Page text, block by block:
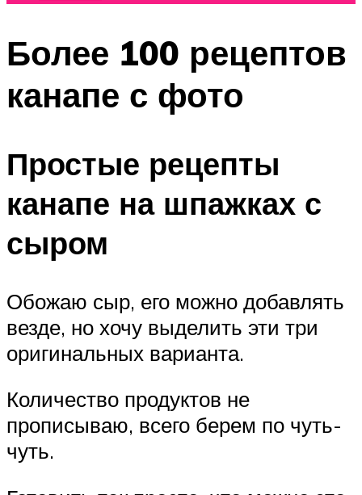
Более 100 рецептов
канапе с фото
Простые рецепты
канапе на шпажках с
сыром
Обожаю сыр, его можно добавлять
везде, но хочу выделить эти три
оригинальных варианта.
Количество продуктов не
прописываю, всего берем по чуть-
чуть.